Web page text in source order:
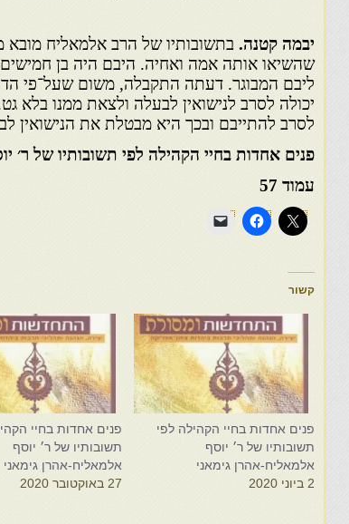
יבמה קטנה. בתשובותיו של הרב אלמאליח
שהשיאו אותה אמה ואחיה. היבם היה בן
ליבם המבוגר. דעתה התקבלה, משום שעל־פי
יכולה לסרב לנישואין לבעלה ולצאת ממנו בלא
לסרב להתייבם ובכך היא מבטלת את הנישואין
פנים אחדות בחיי הקהילה לפי תשובותיו של ר׳
עמוד 57
קשור
פנים אחדות בחיי הקהילה לפי
תשובותיו של ר׳ יוסף
אלמאליח-אהרן גימאני
2 ביוני 2020
פנים אחדות בחיי
תשובותיו של ר׳ יוסף
אלמאליח-אהרן גימאני
27 באוקטובר 2020